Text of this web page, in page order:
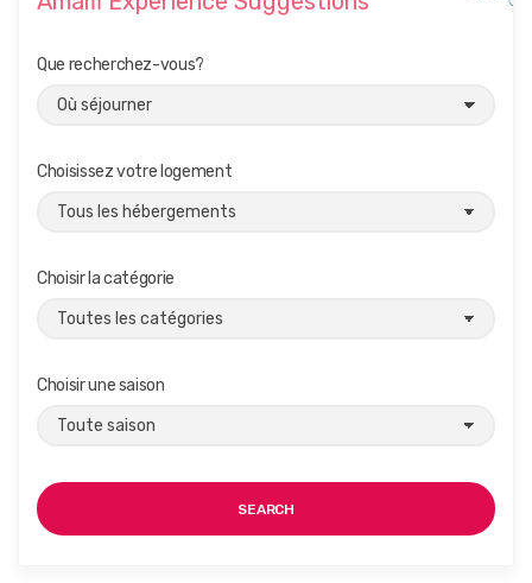
Que recherchez-vous?
Choisissez votre logement
Choisir la catégorie
Choisir une saison
SEARCH